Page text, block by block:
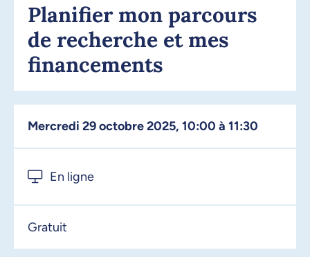
Planifier mon parcours
de recherche et mes
financements
mercredi 29 octobre 2025, 10:00 à 11:30
En ligne
Gratuit